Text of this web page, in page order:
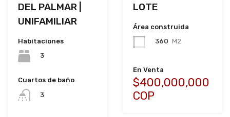
DEL PALMAR |
UNIFAMILIAR
Habitaciones
3
Cuartos de baño
3
LOTE
Área construida
360 M2
En Venta
$400,000,000
COP